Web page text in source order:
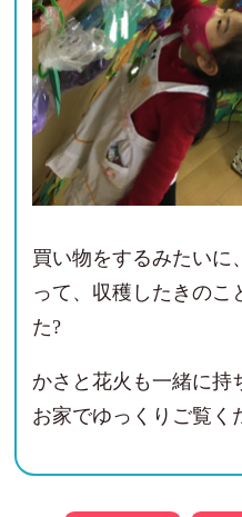
買い物をするみたいに
って、収穫したきのこ
た?
かさと花火も一緒に持
お家でゆっくりご覧く